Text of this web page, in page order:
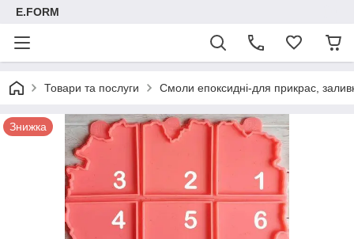
E.FORM
Товари та послуги Смоли епоксидні-для прикрас,
Знижка